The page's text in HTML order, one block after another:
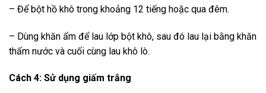
– Để bột hồ khô trong khoảng 12 tiếng hoặc qua đêm.
– Dùng khăn ẩm để lau lớp bột khô, sau đó lau lại bằng khăn
thấm nước và cuối cùng lau khô lò.
Cách 4: Sử dụng giấm trắng